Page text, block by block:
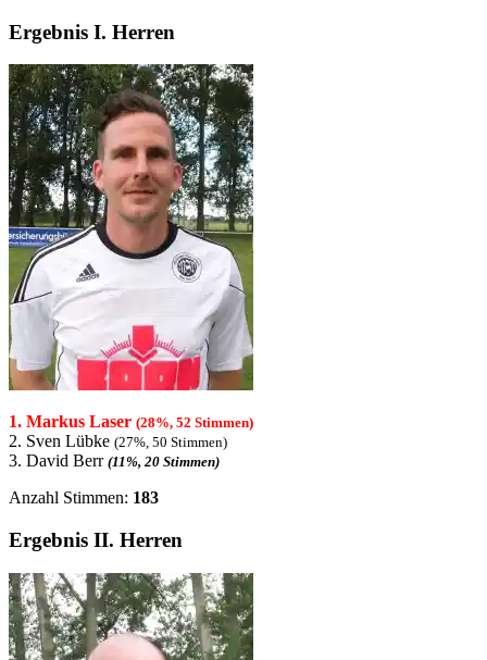
Ergebnis I. Herren
1. Markus Laser (28%, 52 Stimmen)
2. Sven Lübke (27%, 50 Stimmen)
3. David Berr (11%, 20 Stimmen)
Anzahl Stimmen: 183
Ergebnis II. Herren